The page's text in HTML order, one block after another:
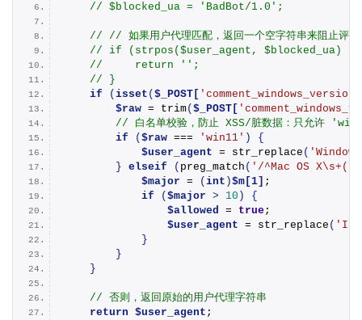
// $blocked_ua = 'BadBot/1.0';
// // 如果用户代理匹配，返回一个空字符串来阻止评论
// if (strpos($user_agent, $blocked_ua)
//     return '';
// }
if
( isset ( $_POST[ 'comment_windows_version'
$raw = trim( $_POST[
// 白名单校验，防止 XSS/脏数据：只允许
if
( $raw === 'win11' )
{
$user_agent = str_replace (
} elseif ( preg_match ( '/^Mac OS
$major = ( int )$m[1] ;
if
( $major > 10 )
{
$allowed = true;
$user_agent = str_replace (
}
}
}
// 否则，返回原始的用户代理字符串
return $user_agent ;